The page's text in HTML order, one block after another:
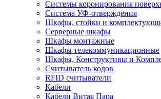
Системы коронирования
Cистема УФ-отверждения
Шкафы, стойки и
Серверные шкафы
Шкафы монтажные
Шкафы телекоммуникационные
Шкафы, Конструктивы и
Считыватель кодов
RFID считыватели
Кабели
Кабели Витая Пара